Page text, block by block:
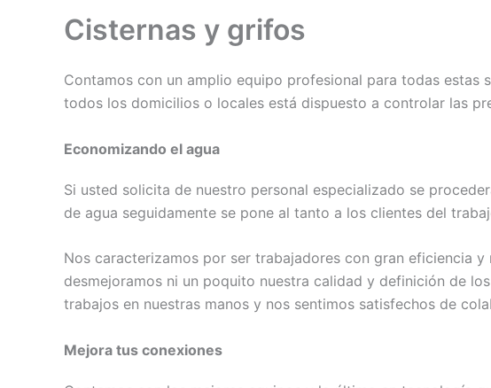
Cisternas y grifos
Contamos con un amplio equipo profesional para todas
todos los domicilios o locales está dispuesto a controlar las
Economizando el agua
Si usted solicita de nuestro personal especializado se
de agua seguidamente se pone al tanto a los clientes del
Nos caracterizamos por ser trabajadores con gran eficiencia
desmejoramos ni un poquito nuestra calidad y definición de
trabajos en nuestras manos y nos sentimos satisfechos de
Mejora tus conexiones